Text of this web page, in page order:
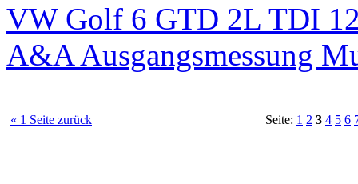
VW Golf 6 GTD 2L TDI
A&A Ausgangsmessung
« 1 Seite zurück Seite: 1 2 3 4 5 6